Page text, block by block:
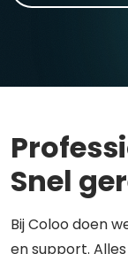
Snel
Bij Coloo doen
en support.